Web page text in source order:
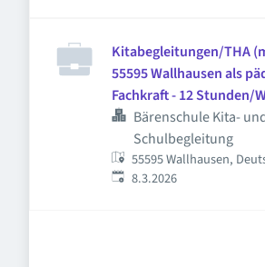
Kitabegleitungen/THA
55595 Wallhausen als
Fachkraft - 12 Stunden/
Bärenschule Kita-
Schulbegleitung
55595 Wallhausen,
Veröffentlicht
8.3.2026